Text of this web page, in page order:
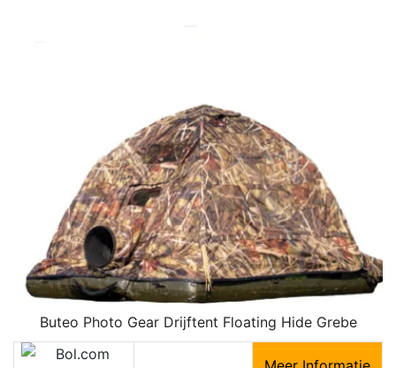
Buteo Photo Gear Drijftent Floating Hide Grebe